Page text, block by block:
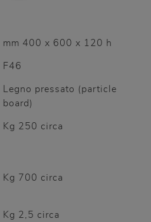
mm 400 x 600 x 120 h
F46
Legno pressato (particle
board)
Kg 250 circa
Kg 700 circa
Kg 2,5 circa